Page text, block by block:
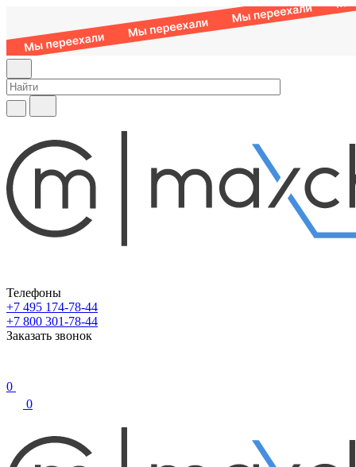
Телефоны
+7 495 174-78-44
+7 800 301-78-44
Заказать звонок
0
0